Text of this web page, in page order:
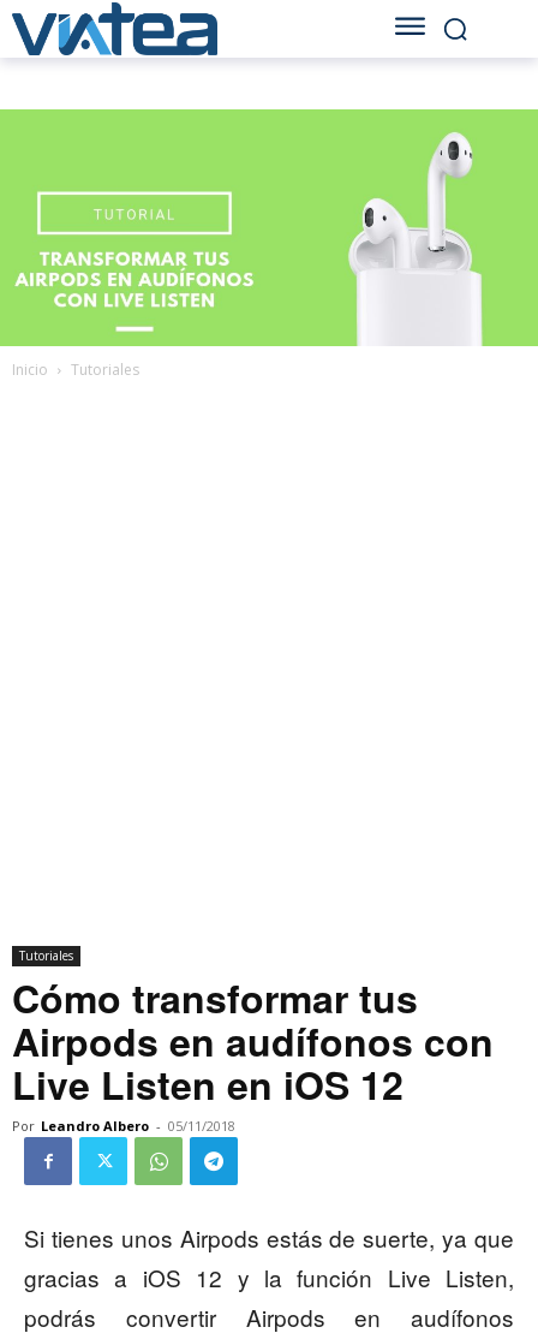
Inicio Tutoriales
Tutoriales
Cómo transformar tus
Airpods en audífonos con
Live Listen en iOS 12
Por Leandro Albero - 05/11/2018
Si tienes unos Airpods estás de suerte, ya que
gracias a iOS 12 y la función Live Listen,
podrás convertir Airpods en audífonos